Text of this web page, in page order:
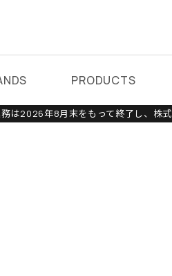
PRODUCTS
は2026年8月末をもって終了し、株式